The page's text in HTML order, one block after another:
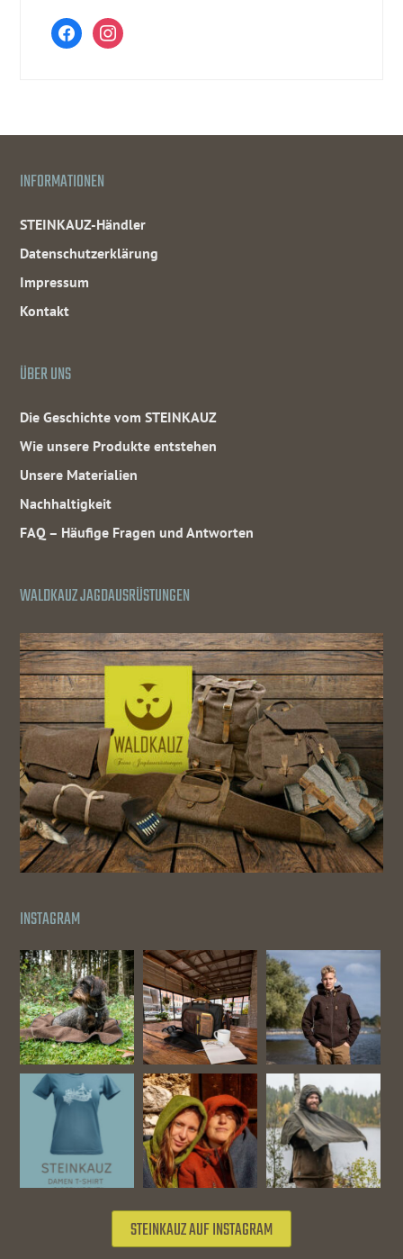
facebookinstagram
INFORMATIONEN
STEINKAUZ-Händler
Datenschutzerklärung
Impressum
Kontakt
ÜBER UNS
Die Geschichte vom STEINKAUZ
Wie unsere Produkte entstehen
Unsere Materialien
Nachhaltigkeit
FAQ – Häufige Fragen und Antworten
WALDKAUZ JAGDAUSRÜSTUNGEN
INSTAGRAM
STEINKAUZ AUF INSTAGRAM